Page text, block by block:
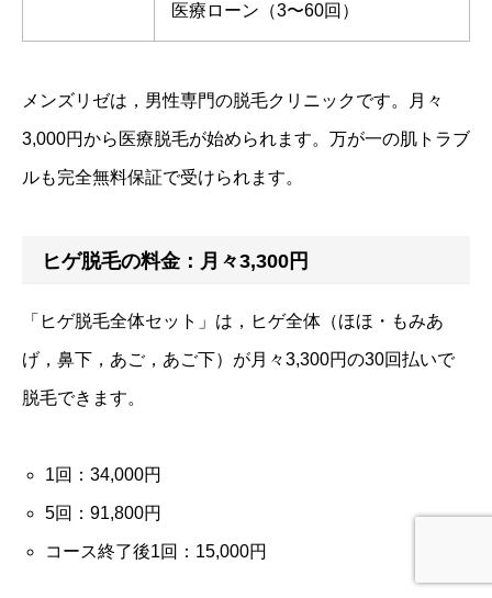
医療ローン（3〜60回）
メンズリゼは，男性専門の脱毛クリニックです。月々
3,000円から医療脱毛が始められます。万が一の肌トラブ
ルも完全無料保証で受けられます。
ヒゲ脱毛の料金：月々3,300円
「ヒゲ脱毛全体セット」は，ヒゲ全体（ほほ・もみあ
げ，鼻下，あご，あご下）が月々3,300円の30回払いで
脱毛できます。
1回：34,000円
5回：91,800円
コース終了後1回：15,000円